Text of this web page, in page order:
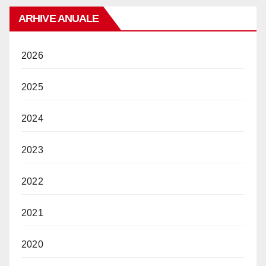
ARHIVE ANUALE
2026
2025
2024
2023
2022
2021
2020